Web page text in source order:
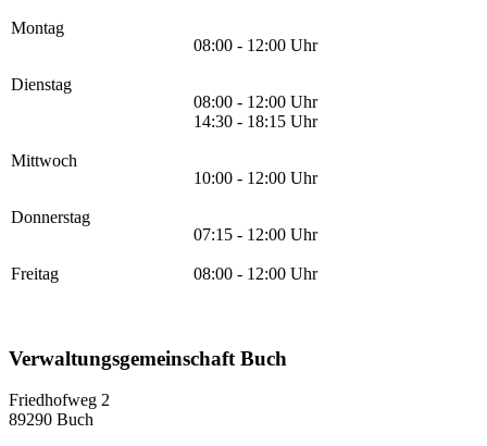
Montag
08:00 - 12:00 Uhr
Dienstag
08:00 - 12:00 Uhr
14:30 - 18:15 Uhr
Mittwoch
10:00 - 12:00 Uhr
Donnerstag
07:15 - 12:00 Uhr
Freitag 08:00 - 12:00 Uhr
Verwaltungsgemeinschaft Buch
Friedhofweg 2
89290 Buch